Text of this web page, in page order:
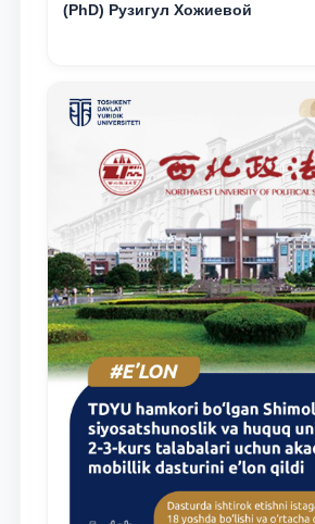
(PhD) Рузигул Xoжиевой